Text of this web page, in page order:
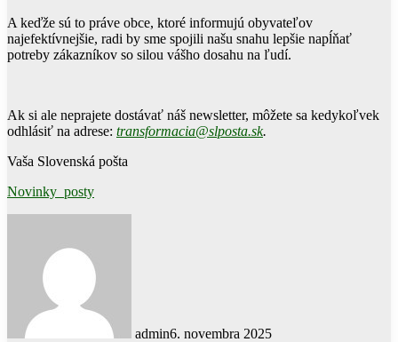
A keďže sú to práve obce, ktoré informujú obyvateľov
najefektívnejšie, radi by sme spojili našu snahu lepšie napĺňať
potreby zákazníkov so silou vášho dosahu na ľudí.
Ak si ale neprajete dostávať náš newsletter, môžete sa kedykoľvek
odhlásiť na adrese: transformacia@slposta.sk.
Vaša Slovenská pošta
Novinky_posty
admin6. novembra 2025